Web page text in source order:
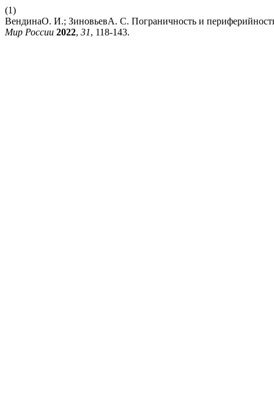
(1)
ВендинаО. И.; ЗиновьевА. С. Пограничность и
Мир России 2022, 31, 118-143.